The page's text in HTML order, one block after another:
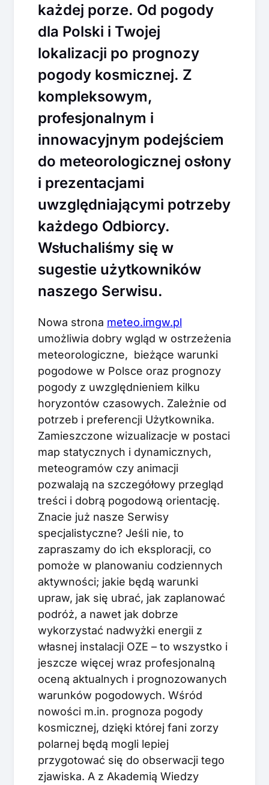
każdej porze. Od pogody
dla Polski i Twojej
lokalizacji po prognozy
pogody kosmicznej. Z
kompleksowym,
profesjonalnym i
innowacyjnym podejściem
do meteorologicznej osłony
i prezentacjami
uwzględniającymi potrzeby
każdego Odbiorcy.
Wsłuchaliśmy się w
sugestie użytkowników
naszego Serwisu.
Nowa strona meteo.imgw.pl
umożliwia dobry wgląd w ostrzeżenia
meteorologiczne, bieżące warunki
pogodowe w Polsce oraz prognozy
pogody z uwzględnieniem kilku
horyzontów czasowych. Zależnie od
potrzeb i preferencji Użytkownika.
Zamieszczone wizualizacje w postaci
map statycznych i dynamicznych,
meteogramów czy animacji
pozwalają na szczegółowy przegląd
treści i dobrą pogodową orientację.
Znacie już nasze Serwisy
specjalistyczne? Jeśli nie, to
zapraszamy do ich eksploracji, co
pomoże w planowaniu codziennych
aktywności; jakie będą warunki
upraw, jak się ubrać, jak zaplanować
podróż, a nawet jak dobrze
wykorzystać nadwyżki energii z
własnej instalacji OZE – to wszystko i
jeszcze więcej wraz profesjonalną
oceną aktualnych i prognozowanych
warunków pogodowych. Wśród
nowości m.in. prognoza pogody
kosmicznej, dzięki której fani zorzy
polarnej będą mogli lepiej
przygotować się do obserwacji tego
zjawiska. A z Akademią Wiedzy